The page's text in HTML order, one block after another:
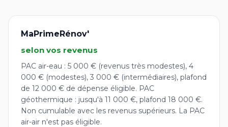
MaPrimeRénov'
selon vos revenus
PAC air-eau : 5 000 € (revenus très modestes), 4
000 € (modestes), 3 000 € (intermédiaires), plafond
de 12 000 € de dépense éligible. PAC
géothermique : jusqu'à 11 000 €, plafond 18 000 €.
Non cumulable avec les revenus supérieurs. La PAC
air-air n'est pas éligible.